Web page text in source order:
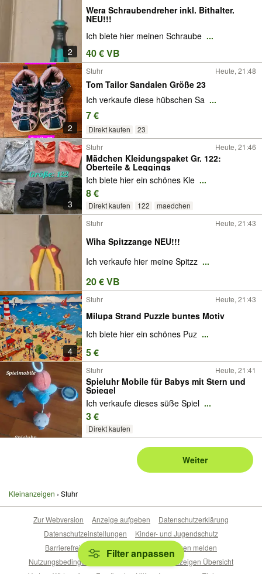
2
Wera Schraubendreher inkl. Bithalter.
NEU!!!
Ich biete hier meinen Schraube ...
40 € VB
2
Stuhr Heute, 21:48
Tom Tailor Sandalen Größe 23
Ich verkaufe diese hübschen Sa ...
7 €
Direkt kaufen 23
3
Stuhr Heute, 21:46
Mädchen Kleidungspaket Gr. 122:
Oberteile & Leggings
Ich biete hier ein schönes Kle ...
8 €
Direkt kaufen 122
maedchen
Stuhr
Heute, 21:43
Wiha Spitzzange NEU!!!
Ich verkaufe hier meine Spitzz ...
20 € VB
4
Stuhr Heute, 21:43
Milupa Strand Puzzle buntes Motiv
Ich biete hier ein schönes Puz ...
5 €
Stuhr Heute, 21:41
Spieluhr Mobile für Babys mit Stern und
Spiegel
Ich verkaufe dieses süße Spiel ...
3 €
Direkt kaufen
Weiter
Kleinanzeigen Stuhr
Filter anpassen
Zur Webversion Anzeige aufgeben
Datenschutzerklärung
Datenschutzeinstellungen
Kinder- und Jugendschutz
Barrierefreiheitserklärung
Sicherheitslücken melden
Nutzungsbedingungen
Beliebte Suchen
Anzeigen Übersicht